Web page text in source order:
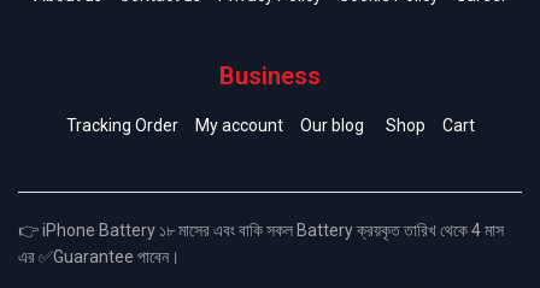
Business
Tracking Order My account Our blog Shop Cart
👉 iPhone Battery ১৮ মাসের এবং বাকি সকল Battery ক্রয়কৃত তারিখ থেকে 4 মাস
এর ✅Guarantee পাবেন।